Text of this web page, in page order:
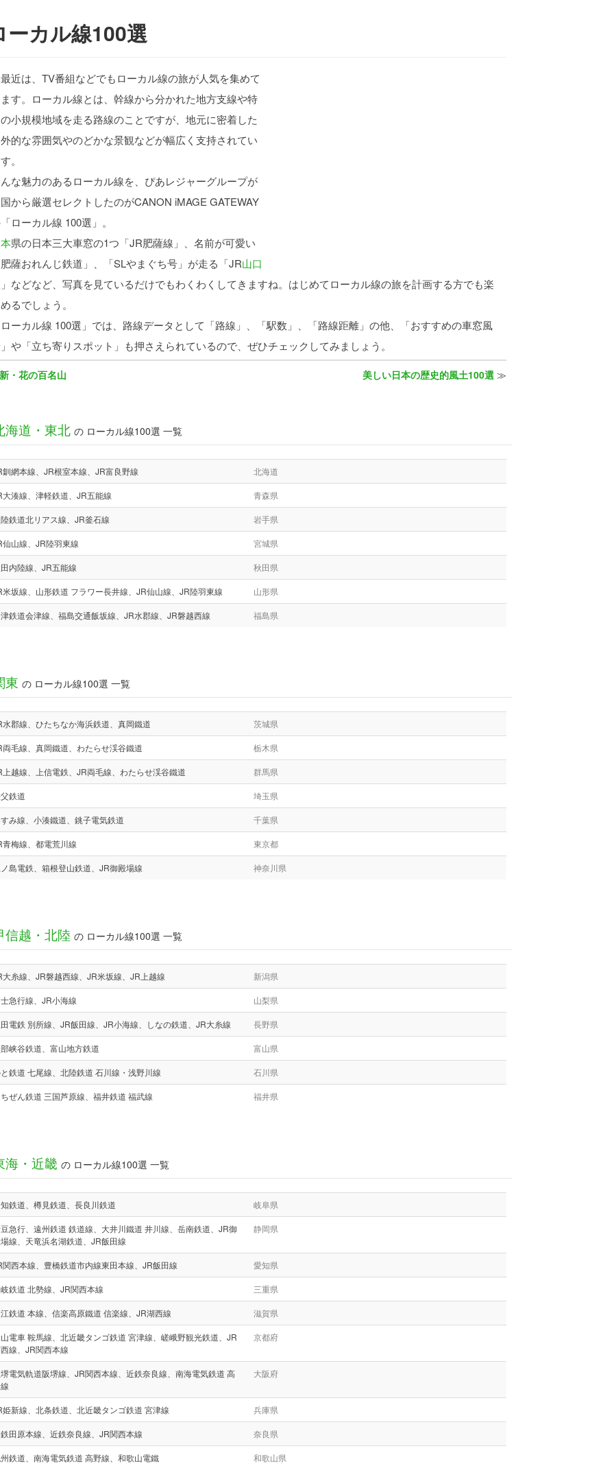
ーカル線100選
は、TV番組などでもローカル線の旅が人気を集めて
す。ローカル線とは、幹線から分かれた地方支線や特
小規模地域を走る路線のことですが、地元に密着した
的な雰囲気やのどかな景観などが幅広く支持されてい
。
な魅力のあるローカル線を、ぴあレジャーグループが
から厳選セレクトしたのがCANON iMAGE GATEWAY
ローカル線 100選」。
県の日本三大車窓の1つ「JR肥薩線」、名前が可愛い
薩おれんじ鉄道」、「SLやまぐち号」が走る「JR山口
などなど、写真を見ているだけでもわくわくしてきますね。はじめてローカル線の旅を計画する方でも楽
るでしょう。
ーカル線 100選」では、路線データとして「路線」、「駅数」、「路線距離」の他、「おすすめの車窓風
や「立ち寄りスポット」も押さえられているので、ぜひチェックしてみましょう。
・花の百名山 美しい日本の歴史的風土100選≫
海道・東北 の ローカル線100選 一覧
釧網本線、JR根室本線、JR富良野線 北海道
大湊線、津軽鉄道、JR五能線 青森県
鉄道北リアス線、JR釜石線 岩手県
仙山線、JR陸羽東線 宮城県
内陸線、JR五能線 秋田県
米坂線、山形鉄道 フラワー長井線、JR仙山線、JR陸羽東線 山形県
鉄道会津線、福島交通飯坂線、JR水郡線、JR磐越西線 福島県
東 の ローカル線100選 一覧
水郡線、ひたちなか海浜鉄道、真岡鐵道 茨城県
両毛線、真岡鐵道、わたらせ渓谷鐵道 栃木県
上越線、上信電鉄、JR両毛線、わたらせ渓谷鐵道 群馬県
鉄道 埼玉県
み線、小湊鐵道、銚子電気鉄道 千葉県
青梅線、都電荒川線 東京都
島電鉄、箱根登山鉄道、JR御殿場線 神奈川県
信越・北陸 の ローカル線100選 一覧
大糸線、JR磐越西線、JR米坂線、JR上越線 新潟県
急行線、JR小海線 山梨県
電鉄 別所線、JR飯田線、JR小海線、しなの鉄道、JR大糸線 長野県
峡谷鉄道、富山地方鉄道 富山県
鉄道 七尾線、北陸鉄道 石川線・浅野川線 石川県
ぜん鉄道 三国芦原線、福井鉄道 福武線 福井県
海・近畿 の ローカル線100選 一覧
鉄道、樽見鉄道、長良川鉄道 岐阜県
急行、遠州鉄道 鉄道線、大井川鐵道 井川線、岳南鉄道、JR御
線、天竜浜名湖鉄道、JR飯田線
静岡県
関西本線、豊橋鉄道市内線東田本線、JR飯田線 愛知県
鉄道 北勢線、JR関西本線 三重県
鉄道 本線、信楽高原鐵道 信楽線、JR湖西線 滋賀県
電車 鞍馬線、北近畿タンゴ鉄道 宮津線、嵯峨野観光鉄道、JR
線、JR関西本線
京都府
電気軌道阪堺線、JR関西本線、近鉄奈良線、南海電気鉄道 高
大阪府
姫新線、北条鉄道、北近畿タンゴ鉄道 宮津線 兵庫県
田原本線、近鉄奈良線、JR関西本線 奈良県
鉄道、南海電気鉄道 高野線、和歌山電鐵 和歌山県